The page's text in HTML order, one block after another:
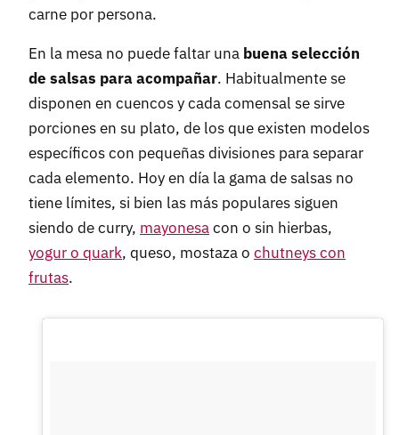
carne por persona.
En la mesa no puede faltar una buena selección
de salsas para acompañar. Habitualmente se
disponen en cuencos y cada comensal se sirve
porciones en su plato, de los que existen modelos
específicos con pequeñas divisiones para separar
cada elemento. Hoy en día la gama de salsas no
tiene límites, si bien las más populares siguen
siendo de curry, mayonesacon o sin hierbas,
yogur o quark, queso, mostaza o chutneys con
frutas.